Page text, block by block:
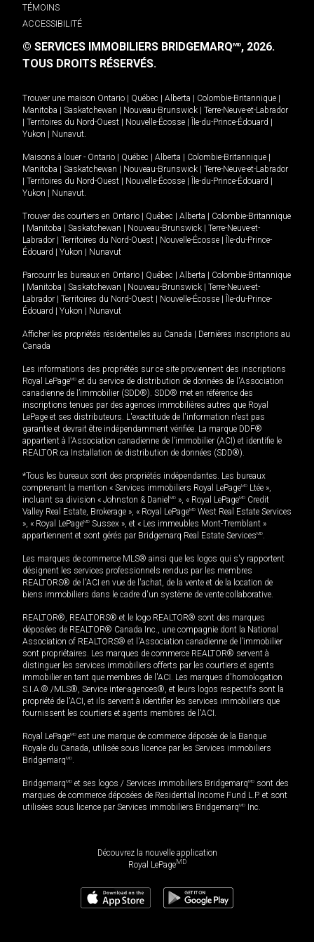
TÉMOINS
ACCESSIBILITÉ
© SERVICES IMMOBILIERS BRIDGEMARQMD, 2026.
TOUS DROITS RÉSERVÉS.
Trouver une maison Ontario | Québec | Alberta | Colombie-Britannique |
Manitoba | Saskatchewan | Nouveau-Brunswick | Terre-Neuve-et-Labrador
| Territoires du Nord-Ouest | Nouvelle-Écosse | Île-du-Prince-Édouard |
Yukon | Nunavut
Maisons à louer - Ontario | Québec | Alberta | Colombie-Britannique |
Manitoba | Saskatchewan | Nouveau-Brunswick | Terre-Neuve-et-Labrador
| Territoires du Nord-Ouest | Nouvelle-Écosse | Île-du-Prince-Édouard |
Yukon | Nunavut
Trouver des courtiers en Ontario | Québec | Alberta | Colombie-Britannique
| Manitoba | Saskatchewan | Nouveau-Brunswick | Terre-Neuve-et-
Labrador | Territoires du Nord-Ouest | Nouvelle-Écosse | Île-du-Prince-
Édouard | Yukon | Nunavut
Parcourir les bureaux en Ontario | Québec | Alberta | Colombie-Britannique
| Manitoba | Saskatchewan | Nouveau-Brunswick | Terre-Neuve-et-
Labrador | Territoires du Nord-Ouest | Nouvelle-Écosse | Île-du-Prince-
Édouard | Yukon | Nunavut
Afficher les propriétés résidentielles au Canada | Dernières inscriptions au
Canada
Les informations des propriétés sur ce site proviennent des inscriptions
Royal LePageMD et du service de distribution de données de l'Association
canadienne de l’immobilier (SDD®). SDD® met en référence des
inscriptions tenues par des agences immobilières autres que Royal
LePage et ses distributeurs. L'exactitude de l'information n'est pas
garantie et devrait être indépendamment vérifiée. La marque DDF®
appartient à l'Association canadienne de l’immobilier (ACI) et identifie le
REALTOR.ca Installation de distribution de données (SDD®).
*Tous les bureaux sont des propriétés indépendantes. Les bureaux
comprenant la mention « Services immobiliers Royal LePageMD Ltée »,
incluant sa division « Johnston & Daniel MD », « Royal LePageMD Credit
Valley Real Estate, Brokerage », « Royal LePageMD West Real Estate Services
», « Royal LePageMD Sussex », et « Les immeubles Mont-Tremblant »
appartiennent et sont gérés par Bridgemarq Real Estate ServicesMD
Les marques de commerce MLS® ainsi que les logos qui s'y rapportent
désignent les services professionnels rendus par les membres
REALTORS® de l'ACI en vue de l'achat, de la vente et de la location de
biens immobiliers dans le cadre d'un système de vente collaborative.
REALTOR®, REALTORS® et le logo REALTOR® sont des marques
déposées de REALTOR® Canada Inc., une compagnie dont la National
Association of REALTORS® et l'Association canadienne de l’immobilier
sont propriétaires. Les marques de commerce REALTOR® servent à
distinguer les services immobiliers offerts par les courtiers et agents
immobilier en tant que membres de l'ACI. Les marques d'homologation
S.I.A.® /MLS®, Service inter-agences®, et leurs logos respectifs sont la
propriété de l'ACI, et ils servent à identifier les services immobiliers que
fournissent les courtiers et agents membres de l'ACI.
Royal LePageMD est une marque de commerce déposée de la Banque
Royale du Canada, utilisée sous licence par les Services immobiliers
BridgemarqMD
BridgemarqMD et ses logos / Services immobiliers BridgemarqMD sont des
marques de commerce déposées de Residential Income Fund L.P. et sont
utilisées sous licence par Services immobiliers BridgemarqMD Inc.
Découvrez la nouvelle application
Royal LePageMD